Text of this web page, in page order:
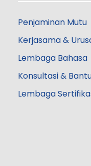
Penjaminan Mutu
Kerjasama &
Lembaga Bahasa
Konsultasi &
Lembaga